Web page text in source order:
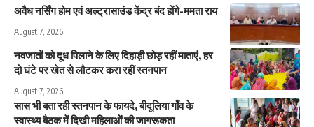
अवैध नर्सिंग होम एवं अल्ट्रासाउंड केंद्र बंद होंगे-ममता राय
August 7, 2026
नवजातों को दूध पिलाने के लिए दिहाड़ी छोड़ रहीं माताएं, हर
दो घंटे पर खेत से लौटकर करा रहीं स्तनपान
August 7, 2026
सास भी बता रही स्तनपान के फायदे, बीदूलिया गाँव के
स्वास्थ्य बैठक में दिखी महिलाओं की जागरूकता